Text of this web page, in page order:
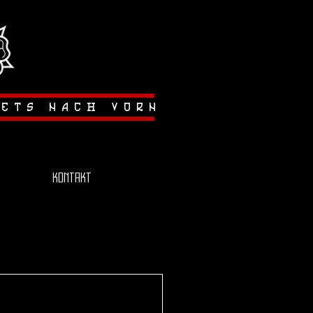
konnte
Temperaturen
nach vorn
Kontakt